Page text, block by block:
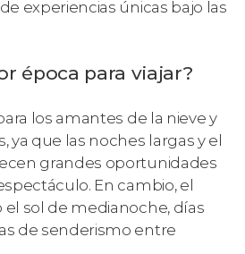
experiencias únicas bajo las
época para viajar?
los amantes de la nieve y
ya que las noches largas y el
grandes oportunidades
En cambio, el
el sol de medianoche, días
de senderismo entre